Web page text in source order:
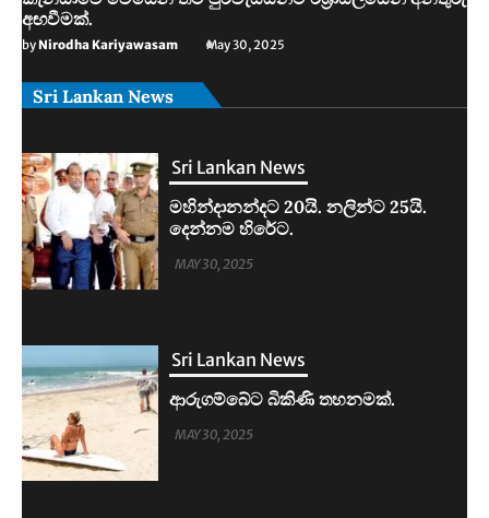
අඟවීමක්.
by Nirodha Kariyawasam May 30, 2025
Sri Lankan News
Sri Lankan News
දෙන්නම හිරේට.
MAY 30, 2025
MAY 30, 2025